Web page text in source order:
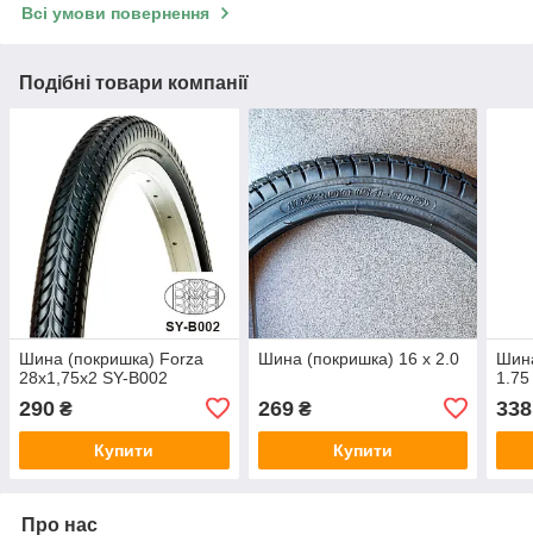
Всі умови повернення
Подібні товари компанії
Шина (покришка) Forza
28х1,75х2 SY-B002
290 ₴
Купити
Шина (покришка) 16 х 2.0
269₴
Купити
1.75
338
Про нас